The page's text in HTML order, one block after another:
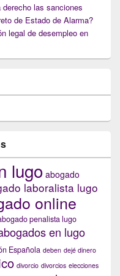
las sanciones
de Estado de Alarma?
legal de desempleo en
lugo abogado
laboralista lugo
online
penalista lugo
en lugo
Española deben dejé dinero
divorcio divorcios elecciones